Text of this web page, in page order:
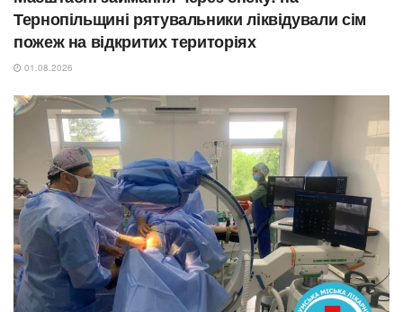
Тернопільщині рятувальники ліквідували сім
пожеж на відкритих територіях
01.08.2026